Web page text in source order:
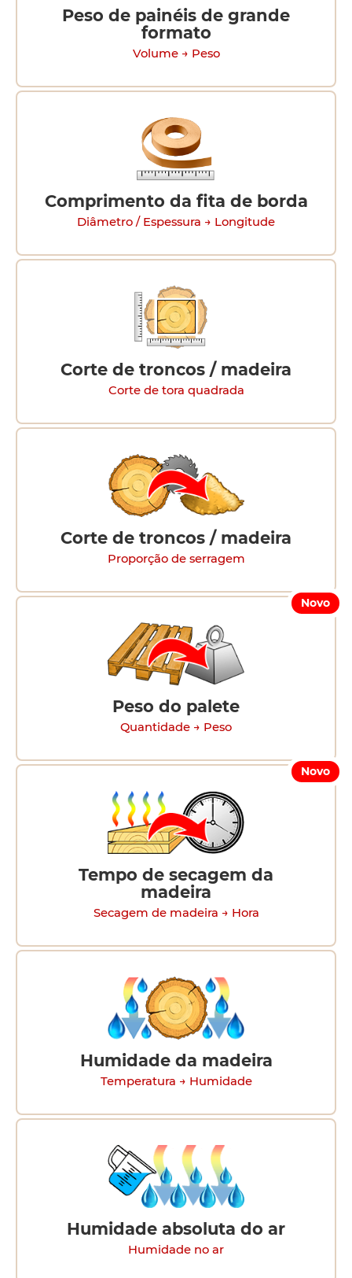
Peso de painéis de grande
formato
Volume → Peso
Comprimento da fita de borda
Diâmetro / Espessura → Longitude
Corte de troncos / madeira
Corte de tora quadrada
Corte de troncos / madeira
Proporção de serragem
Novo
Peso do palete
Quantidade → Peso
Novo
Tempo de secagem da
madeira
Secagem de madeira → Hora
Humidade da madeira
Temperatura → Humidade
Humidade absoluta do ar
Humidade no ar